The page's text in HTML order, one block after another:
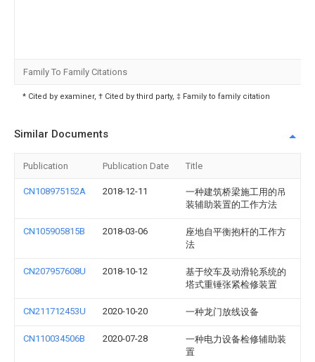
Family To Family Citations
* Cited by examiner, † Cited by third party, ‡ Family to family citation
Similar Documents
Publication Publication Date Title
CN108975152A 2018-12-11
一种建筑桥梁施工用的吊
装辅助装置的工作方法
CN105905815B 2018-03-06
座地自平衡抱杆的工作方
法
CN207957608U 2018-10-12
基于绞车及动滑轮系统的
塔式重锤张紧检修装置
CN211712453U 2020-10-20 一种龙门放线设备
CN110034506B 2020-07-28
一种电力设备检修辅助装
置